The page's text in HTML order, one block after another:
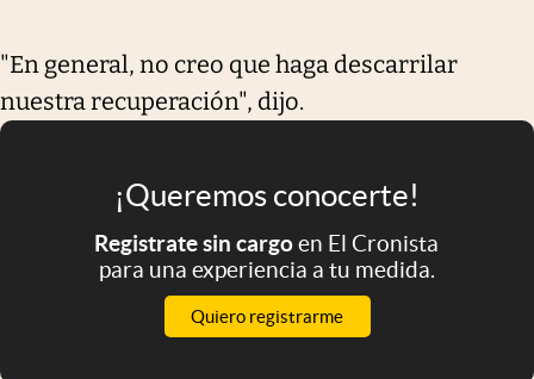
"En general, no creo que haga descarrilar
nuestra recuperación", dijo.
¡Queremos conocerte!
Registrate sin cargoen El Cronista
para una experiencia a tu medida.
Quiero registrarme